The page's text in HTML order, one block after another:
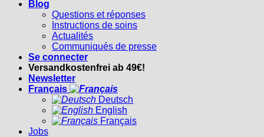
Blog
Questions et réponses
Instructions de soins
Actualités
Communiqués de presse
Se connecter
Versandkostenfrei ab 49€!
Newsletter
Français
Deutsch
English
Français
Jobs